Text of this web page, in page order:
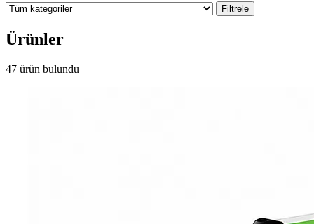
Filtrele
Ürünler
47 ürün bulundu